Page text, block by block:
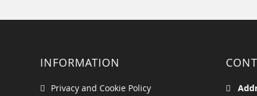
INFORMATION
Privacy and Cookie Policy